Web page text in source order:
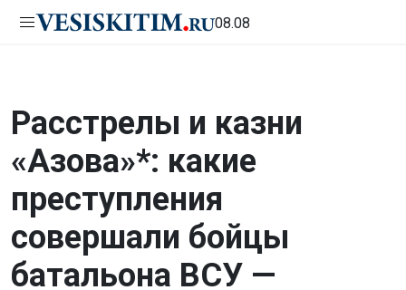
08.08
Расстрелы и казни
«Азова»*: какие
преступления
совершали бойцы
батальона ВСУ —